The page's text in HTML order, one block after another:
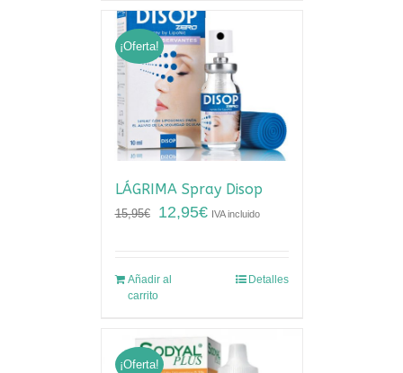
¡Oferta!
LÁGRIMA Spray Disop
15,95€ 12,95€ IVA incluido
Añadir al
carrito
Detalles
¡Oferta!